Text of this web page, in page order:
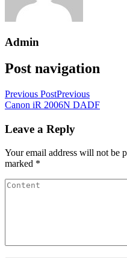
Admin
Post navigation
Previous PostPrevious
Canon iR 2006N DADF
Leave a Reply
Your email address will not be
marked *